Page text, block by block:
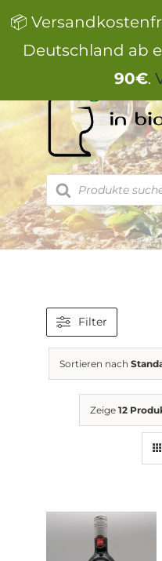
📦
Deutschland ab
90€.
Inhalt
springen
Products
search
Filter
Sortieren nach
Zeige12